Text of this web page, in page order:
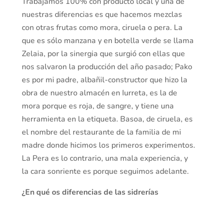
nuestras diferencias es que hacemos mezclas
con otras frutas como mora, ciruela o pera. La
que es sólo manzana y en botella verde se llama
Zelaia, por la sinergia que surgió con ellas que
nos salvaron la producción del año pasado; Pako
es por mi padre, albañil-constructor que hizo la
obra de nuestro almacén en Iurreta, es la de
mora porque es roja, de sangre, y tiene una
herramienta en la etiqueta. Basoa, de ciruela, es
el nombre del restaurante de la familia de mi
madre donde hicimos los primeros experimentos.
La Pera es lo contrario, una mala experiencia, y
la cara sonriente es porque seguimos adelante.
¿En qué os diferencias de las sidrerías